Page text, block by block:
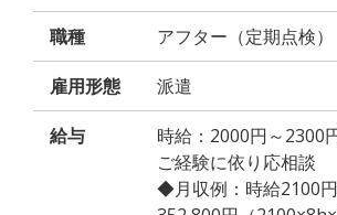
職種 アフター（定期点検）
雇用形態 派遣
給与
時給：2000円～2300
ご経験に依り応相談
◆月収例：時給2100